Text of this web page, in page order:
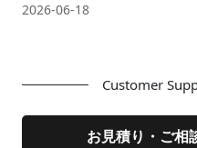
2026-06-18
Customer
お見積り・ご相